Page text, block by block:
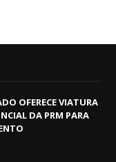
OFERECE VIATURA
DA PRM PARA